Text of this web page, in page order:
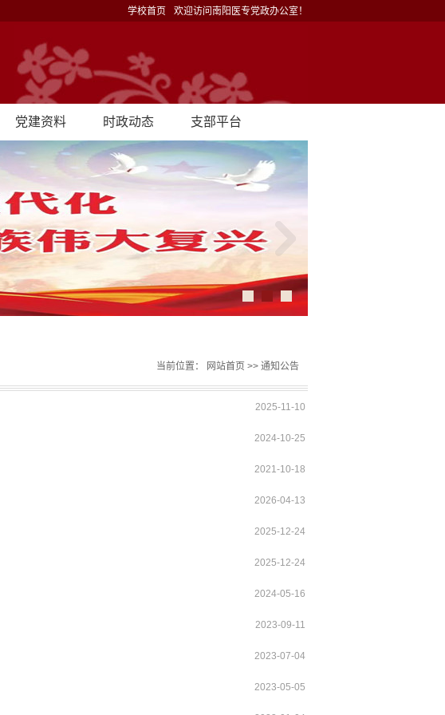
学校首页 欢迎访问南阳医专党政办公室！
党建资料 时政动态 支部平台
当前位置： 网站首页 >> 通知公告
2025-11-10
2024-10-25
2021-10-18
2026-04-13
2025-12-24
2025-12-24
2024-05-16
2023-09-11
2023-07-04
2023-05-05